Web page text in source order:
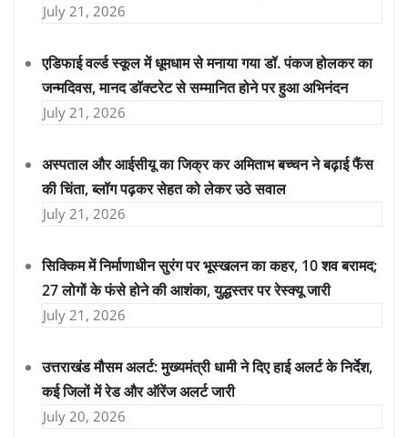
July 21, 2026
एडिफाई वर्ल्ड स्कूल में धूमधाम से मनाया गया डॉ. पंकज होलकर का
जन्मदिवस, मानद डॉक्टरेट से सम्मानित होने पर हुआ अभिनंदन
July 21, 2026
अस्पताल और आईसीयू का जिक्र कर अमिताभ बच्चन ने बढ़ाई फैंस
की चिंता, ब्लॉग पढ़कर सेहत को लेकर उठे सवाल
July 21, 2026
सिक्किम में निर्माणाधीन सुरंग पर भूस्खलन का कहर, 10 शव बरामद;
27 लोगों के फंसे होने की आशंका, युद्धस्तर पर रेस्क्यू जारी
July 21, 2026
उत्तराखंड मौसम अलर्ट: मुख्यमंत्री धामी ने दिए हाई अलर्ट के निर्देश,
कई जिलों में रेड और ऑरेंज अलर्ट जारी
July 20, 2026